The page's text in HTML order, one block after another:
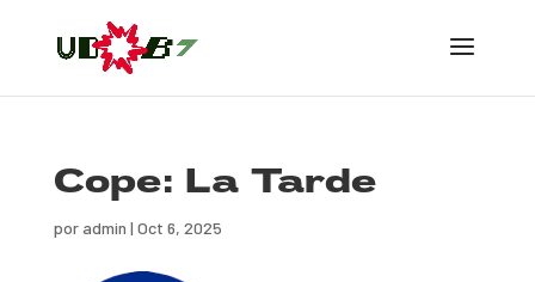
Cope: La Tarde
poradmin | Oct 6, 2025